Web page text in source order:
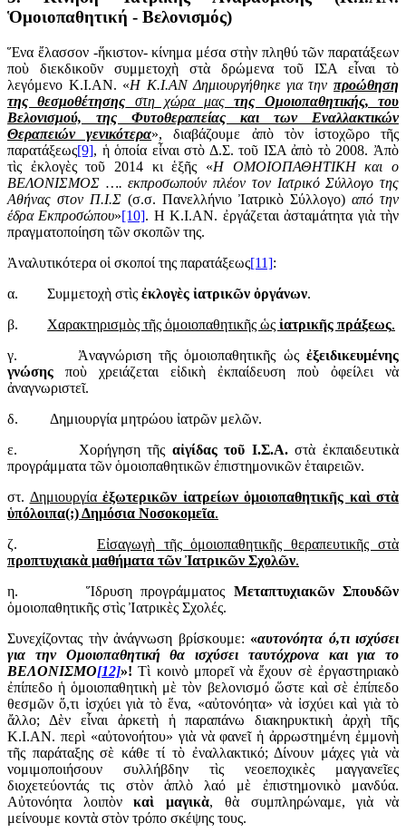
Ὁμοιοπαθητική - Βελονισμός)
Ἕνα ἔλασσον -ἥκιστον- κίνημα μέσα στὴν πληθύ τῶν παρατάξεων
ποὺ διεκδικοῦν συμμετοχὴ στὰ δρώμενα τοῦ ΙΣΑ εἶναι τὸ
λεγόμενο Κ.Ι.ΑΝ. «Η Κ.Ι.ΑΝ Δημιουργήθηκε για τηνπροώθηση
της θεσμοθέτησης στη χώρα μαςτης Ομοιοπαθητικής, του
Βελονισμού, της Φυτοθεραπείας και των Εναλλακτικών
Θεραπειών γενικότερα», διαβάζουμε ἀπὸ τὸν ἱστοχῶρο τῆς
παρατάξεως[9], ἡ ὁποία εἶναι στὸ Δ.Σ. τοῦ ΙΣΑ ἀπὸ τὸ 2008. Ἀπὸ
τὶς ἐκλογὲς τοῦ 2014 κι ἑξῆς «Η ΟΜΟΙΟΠΑΘΗΤΙΚΗ και ο
ΒΕΛΟΝΙΣΜΟΣ …. εκπροσωπούν πλέον τον Ιατρικό Σύλλογο της
Αθήνας στον Π.Ι.Σ (σ.σ. Πανελλήνιο Ἰατρικὸ Σύλλογο) από την
έδρα Εκπροσώπου»[10]. Η Κ.Ι.ΑΝ. ἐργάζεται ἀσταμάτητα γιὰ τὴν
πραγματοποίηση τῶν σκοπῶν της.
Ἀναλυτικότερα οἱ σκοποί της παρατάξεως[11]:
α. Συμμετοχὴ στὶς ἐκλογὲς ἰατρικῶν ὀργάνων.
β. Χαρακτηρισμὸς τῆς ὁμοιοπαθητικῆς ὡς ἰατρικῆς πράξεως.
γ. Ἀναγνώριση τῆς ὁμοιοπαθητικῆς ὡς ἐξειδικευμένης
γνώσης ποὺ χρειάζεται εἰδικὴ ἐκπαίδευση ποὺ ὀφείλει νὰ
ἀναγνωριστεῖ.
δ. Δημιουργία μητρώου ἰατρῶν μελῶν.
ε. Χορήγηση τῆς αἰγίδας τοῦ Ι.Σ.Α.στὰ ἐκπαιδευτικὰ
προγράμματα τῶν ὁμοιοπαθητικῶν ἐπιστημονικῶν ἑταιρειῶν.
στ. Δημιουργία ἐξωτερικῶν ἰατρείων ὁμοιοπαθητικῆς καὶ στὰ
ὑπόλοιπα(;) Δημόσια Νοσοκομεῖα.
ζ. Εἰσαγωγὴ τῆς ὁμοιοπαθητικῆς θεραπευτικῆς στὰ
προπτυχιακὰ μαθήματα τῶν Ἰατρικῶν Σχολῶν.
η. Ἵδρυση προγράμματος Μεταπτυχιακῶν Σπουδῶν
ὁμοιοπαθητικῆς στὶς Ἰατρικὲς Σχολές.
Συνεχίζοντας τὴν ἀνάγνωση βρίσκουμε: «αυτονόητα ό,τι ισχύσει
για την Ομοιοπαθητική θα ισχύσει ταυτόχρονα και για το
ΒΕΛΟΝΙΣΜΟ[12]»! Τὶ κοινὸ μπορεῖ νὰ ἔχουν σὲ ἐργαστηριακὸ
ἐπίπεδο ἡ ὁμοιοπαθητικὴ μὲ τὸν βελονισμό ὥστε καὶ σὲ ἐπίπεδο
θεσμῶν ὅ,τι ἰσχύει γιὰ τὸ ἕνα, «αὐτονόητα» νὰ ἰσχύει καὶ γιὰ τὸ
ἄλλο; Δὲν εἶναι ἀρκετὴ ἡ παραπάνω διακηρυκτικὴ ἀρχὴ τῆς
Κ.Ι.ΑΝ. περὶ «αὐτονοήτου» γιὰ νὰ φανεῖ ἡ ἀρρωστημένη ἐμμονὴ
τῆς παράταξης σὲ κάθε τί τὸ ἐναλλακτικό; Δίνουν μάχες γιὰ νὰ
νομιμοποιήσουν συλλήβδην τὶς νεοεποχικὲς μαγγανεῖες
διοχετεύοντάς τις στὸν ἁπλὸ λαό μὲ ἐπιστημονικὸ μανδύα.
Αὐτονόητα λοιπὸνκαὶ μαγικὰ, θὰ συμπληρώναμε, γιὰ νὰ
μείνουμε κοντὰ στὸν τρόπο σκέψης τους.